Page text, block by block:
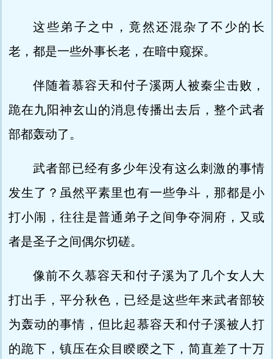
这些弟子之中，竟然还混杂了不少的长
老，都是一些外事长老，在暗中窥探。
伴随着慕容天和付子溪两人被秦尘击败，
跪在九阳神玄山的消息传播出去后，整个武者
部都轰动了。
武者部已经有多少年没有这么刺激的事情
发生了？虽然平素里也有一些争斗，那都是小
打小闹，往往是普通弟子之间争夺洞府，又或
者是圣子之间偶尔切磋。
像前不久慕容天和付子溪为了几个女人大
打出手，平分秋色，已经是这些年来武者部较
为轰动的事情，但比起慕容天和付子溪被人打
的跪下，镇压在众目睽睽之下，简直差了十万